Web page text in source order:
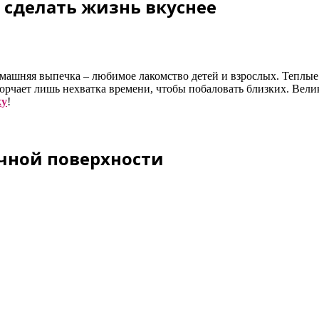
жизнь вкуснее
выпечка – любимое лакомство детей и взрослых.
лишь нехватка времени, чтобы побаловать близких.
!
поверхности